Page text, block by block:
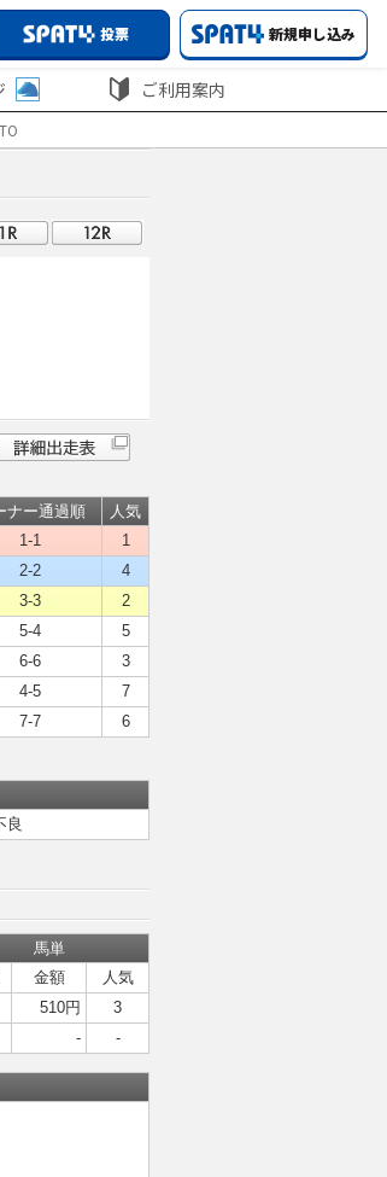
投票 新規申し込み
ご利用案内
ナー通過順
人気
1-1
1
2-2
4
3-3
2
5-4
5
6-6
3
4-5
7
7-7 6
良
馬単
金額
人気
510円
3
- -